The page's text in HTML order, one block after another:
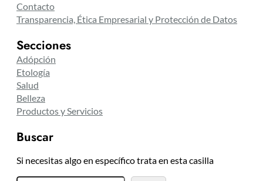
Contacto
Transparencia, Ética Empresarial y Protección de Datos
Secciones
Adópción
Etología
Salud
Belleza
Productos y Servicios
Buscar
Si necesitas algo en específico trata en esta casilla